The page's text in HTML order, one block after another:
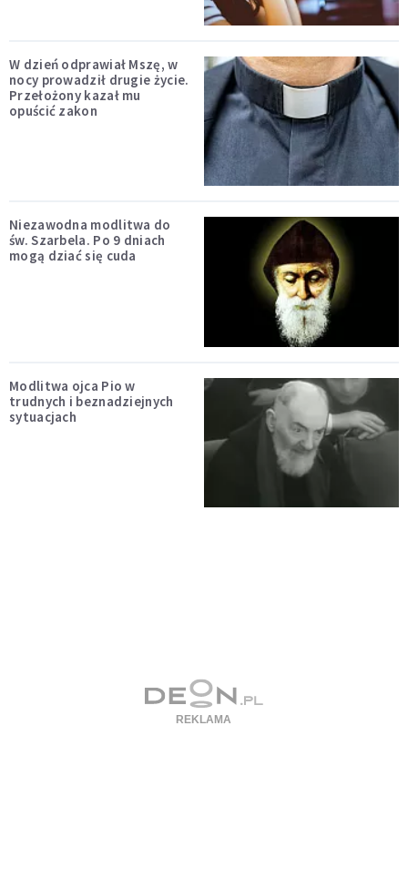
W dzień odprawiał Mszę, w
nocy prowadził drugie życie.
Przełożony kazał mu
opuścić zakon
Niezawodna modlitwa do
św. Szarbela. Po 9 dniach
mogą dziać się cuda
Modlitwa ojca Pio w
trudnych i beznadziejnych
sytuacjach